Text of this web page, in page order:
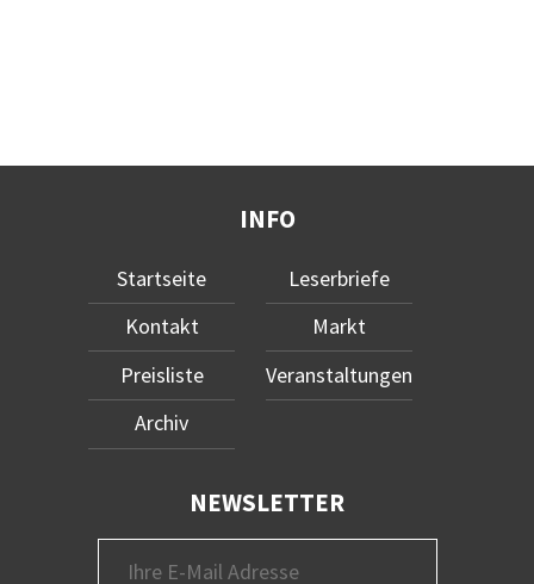
INFO
Startseite
Kontakt
Preisliste
Archiv
Leserbriefe
Markt
Veranstaltungen
NEWSLETTER